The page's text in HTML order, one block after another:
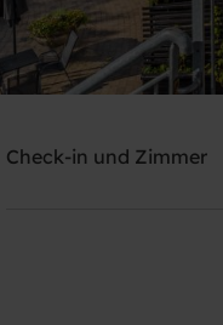
Brauchen Sie Hilfe? rufen
Check-in und Zimmer